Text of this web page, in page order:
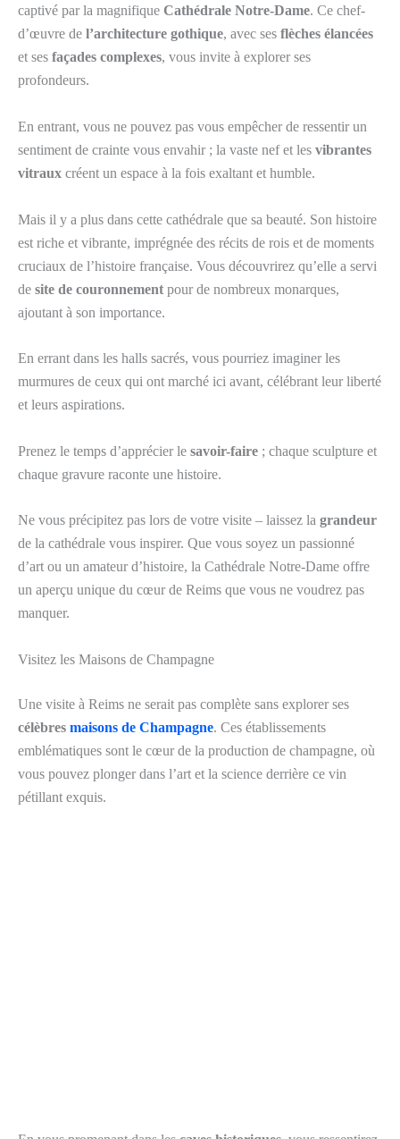
captivé par la magnifique Cathédrale Notre-Dame. Ce chef-
d’œuvre de l’architecture gothique, avec ses flèches élancées
et ses façades complexes, vous invite à explorer ses
profondeurs.
En entrant, vous ne pouvez pas vous empêcher de ressentir un
sentiment de crainte vous envahir ; la vaste nef et les vibrantes
vitraux créent un espace à la fois exaltant et humble.
Mais il y a plus dans cette cathédrale que sa beauté. Son histoire
est riche et vibrante, imprégnée des récits de rois et de moments
cruciaux de l’histoire française. Vous découvrirez qu’elle a servi
de site de couronnement pour de nombreux monarques,
ajoutant à son importance.
En errant dans les halls sacrés, vous pourriez imaginer les
murmures de ceux qui ont marché ici avant, célébrant leur liberté
et leurs aspirations.
Prenez le temps d’apprécier le savoir-faire ; chaque sculpture et
chaque gravure raconte une histoire.
Ne vous précipitez pas lors de votre visite – laissez la grandeur
de la cathédrale vous inspirer. Que vous soyez un passionné
d’art ou un amateur d’histoire, la Cathédrale Notre-Dame offre
un aperçu unique du cœur de Reims que vous ne voudrez pas
manquer.
Visitez les Maisons de Champagne
Une visite à Reims ne serait pas complète sans explorer ses
célèbres maisons de Champagne. Ces établissements
emblématiques sont le cœur de la production de champagne, où
vous pouvez plonger dans l’art et la science derrière ce vin
pétillant exquis.